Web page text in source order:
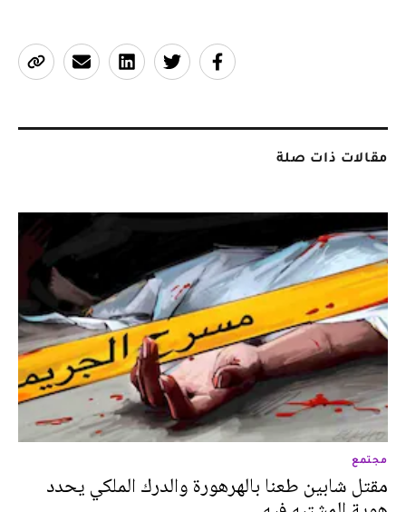
مقالات ذات صلة
مجتمع
مقتل شابين طعنا بالهرهورة والدرك الملكي يحدد